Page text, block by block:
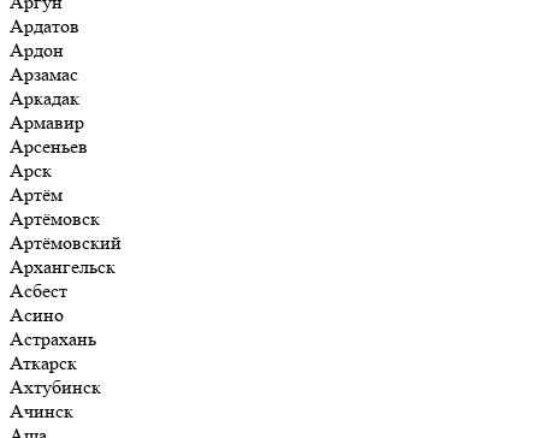
Ардатов
Ардон
Арзамас
Аркадак
Армавир
Арсеньев
Арск
Артём
Артёмовск
Артёмовский
Архангельск
Асбест
Асино
Астрахань
Аткарск
Ахтубинск
Ачинск